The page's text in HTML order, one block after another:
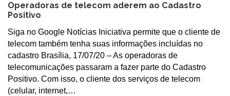
Operadoras de telecom aderem ao Cadastro
Positivo
Siga no Google Notícias Iniciativa permite que o cliente de
telecom também tenha suas informações incluídas no
cadastro Brasília, 17/07/20 – As operadoras de
telecomunicações passaram a fazer parte do Cadastro
Positivo. Com isso, o cliente dos serviços de telecom
(celular, internet,…